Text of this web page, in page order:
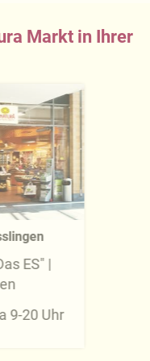
Markt in Ihrer
ES" |
9-20 Uhr